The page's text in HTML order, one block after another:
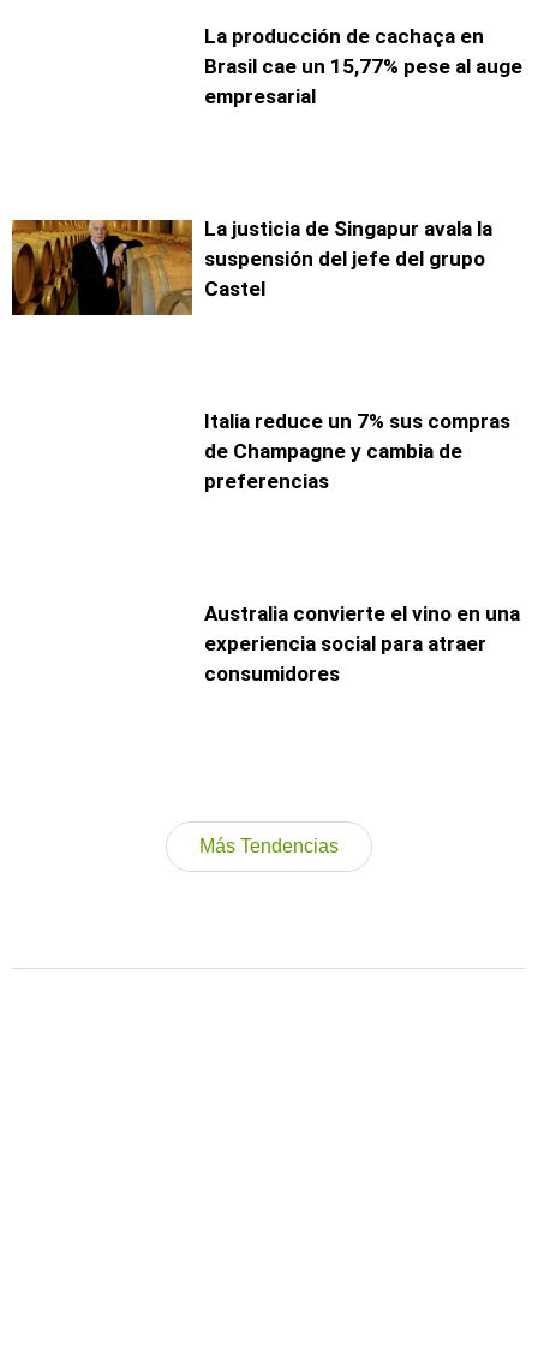
La producción de cachaça en
Brasil cae un 15,77% pese al auge
empresarial
La justicia de Singapur avala la
suspensión del jefe del grupo
Castel
Italia reduce un 7% sus compras
de Champagne y cambia de
preferencias
Australia convierte el vino en una
experiencia social para atraer
consumidores
Más Tendencias